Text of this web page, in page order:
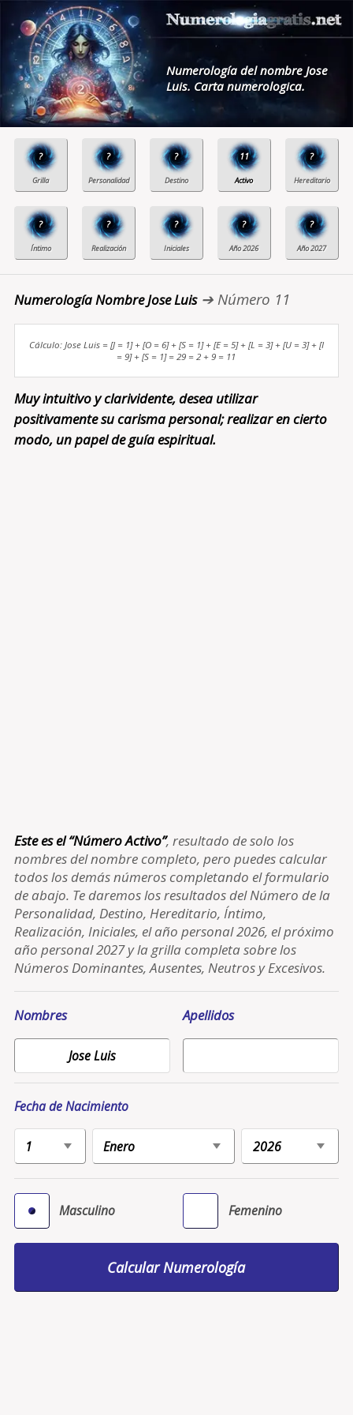
Numerología del nombre Jose
Luis. Carta numerologica.
? ? ? 11 ?
? ? ? ? ?
Numerología Nombre Jose Luis➔ Número 11
Cálculo: Jose Luis = [J = 1] + [O = 6] + [S = 1] + [E = 5] + [L = 3] + [U = 3] + [I
= 9] + [S = 1] = 29 = 2 + 9 = 11
Muy intuitivo y clarividente, desea utilizar
positivamente su carisma personal; realizar en cierto
modo, un papel de guía espiritual.
Este es el “Número Activo”, resultado de solo los
nombres del nombre completo, pero puedes calcular
todos los demás números completando el formulario
de abajo. Te daremos los resultados del Número de la
Personalidad, Destino, Hereditario, Íntimo,
Realización, Iniciales, el año personal 2026, el próximo
año personal 2027 y la grilla completa sobre los
Números Dominantes, Ausentes, Neutros y Excesivos.
Nombres Apellidos
Fecha de Nacimiento
Masculino Femenino